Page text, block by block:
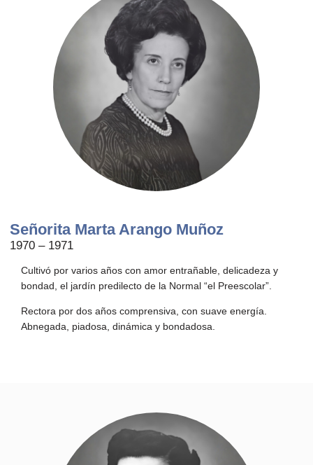
Señorita Marta Arango Muñoz
1970 – 1971
Cultivó por varios años con amor entrañable, delicadeza y
bondad, el jardín predilecto de la Normal “el Preescolar”.
Rectora por dos años comprensiva, con suave energía.
Abnegada, piadosa, dinámica y bondadosa.